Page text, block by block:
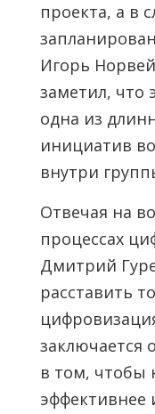
проекта, а в
Игорь
заметил, что
одна из
инициатив
внутри
Отвечая на
процессах
Дмитрий
расставить
заключается
в том, чтобы
эффективнее